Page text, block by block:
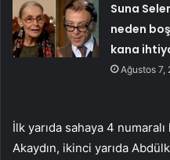
Suna
neden
kana
Ağustos 7,
İlk yarıda sahaya 4
Akaydın, ikinci yarıda